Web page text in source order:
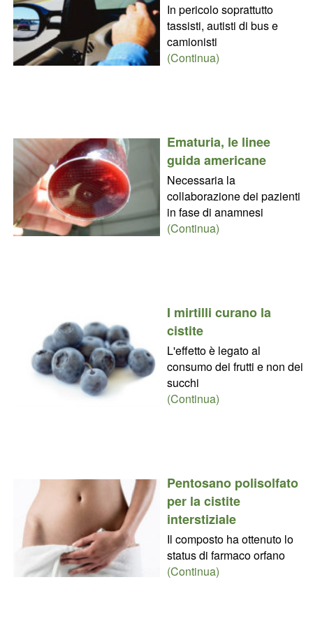
In pericolo soprattutto
tassisti, autisti di bus e
camionisti
(Continua)
Ematuria, le linee
guida americane
Necessaria la
collaborazione dei pazienti
in fase di anamnesi
(Continua)
I mirtilli curano la
cistite
L'effetto è legato al
consumo dei frutti e non dei
succhi
(Continua)
Pentosano polisolfato
per la cistite
interstiziale
Il composto ha ottenuto lo
status di farmaco orfano
(Continua)